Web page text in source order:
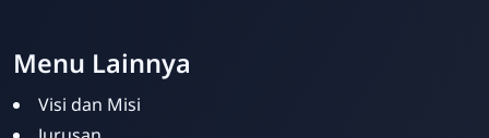
Menu Lainnya
Visi dan Misi